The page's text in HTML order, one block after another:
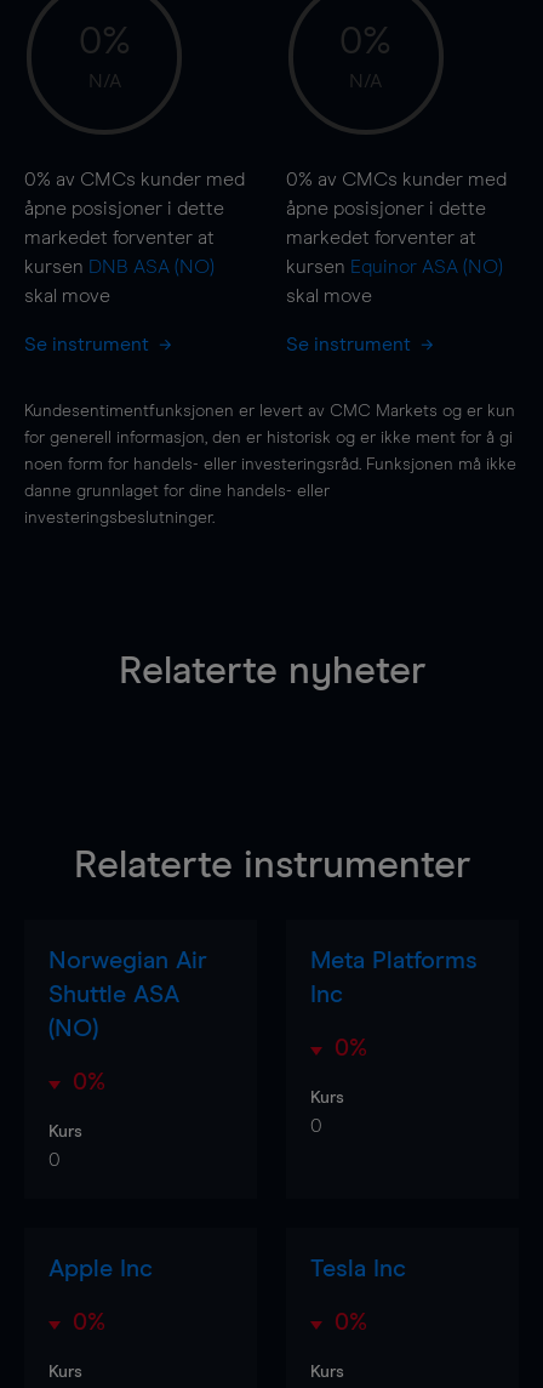
0%
N/A
0% av CMCs kunder med
åpne posisjoner i dette
markedet forventer at
kursen DNB ASA (NO)
skal move
Se instrument
0%
N/A
0% av CMCs kunder med
åpne posisjoner i dette
markedet forventer at
kursen Equinor ASA (NO)
skal move
Se instrument
Kundesentimentfunksjonen er levert av CMC Markets og er kun
for generell informasjon, den er historisk og er ikke ment for å gi
noen form for handels- eller investeringsråd. Funksjonen må ikke
danne grunnlaget for dine handels- eller
investeringsbeslutninger.
Relaterte nyheter
Relaterte instrumenter
Norwegian Air
Shuttle ASA
(NO)
0%
Kurs
0
Meta Platforms
Inc
0%
Kurs
0
Apple Inc
0%
Kurs
Tesla Inc
0%
Kurs